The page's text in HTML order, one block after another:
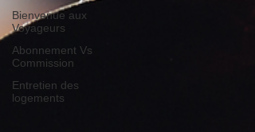
Bienvenue aux
Voyageurs
Abonnement Vs
Commission
Entretien des
logements